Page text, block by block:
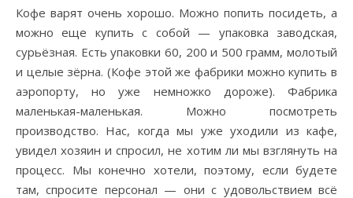
Кофе варят очень хорошо. Можно попить посидеть, а
можно еще купить с собой — упаковка заводская,
сурьёзная. Есть упаковки 60, 200 и 500 грамм, молотый
и целые зёрна. (Кофе этой же фабрики можно купить в
аэропорту, но уже немножко дороже). Фабрика
маленькая-маленькая. Можно посмотреть
производство. Нас, когда мы уже уходили из кафе,
увидел хозяин и спросил, не хотим ли мы взглянуть на
процесс. Мы конечно хотели, поэтому, если будете
там, спросите персонал — они с удовольствием всё